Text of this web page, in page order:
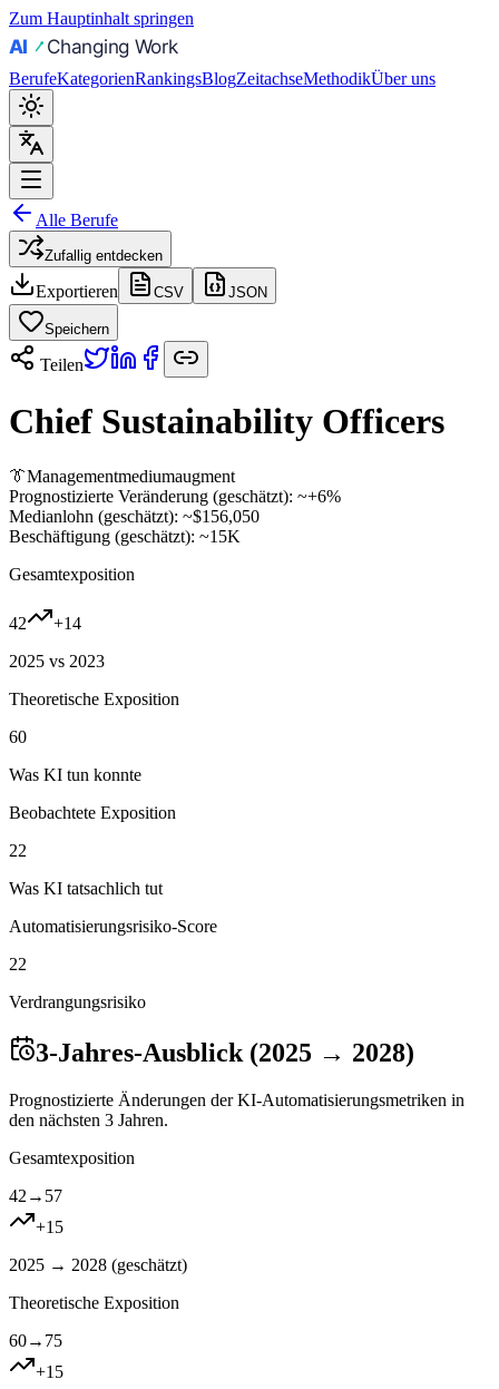
Zum Hauptinhalt springen
BerufeKategorienRankingsBlogZeitachseMethodikÜber uns
Alle Berufe
Zufallig entdecken
Exportieren CSV JSON
Speichern
Teilen
Chief Sustainability Officers
👔Managementmediumaugment
Prognostizierte Veränderung (geschätzt): ~+6%
Medianlohn (geschätzt): ~$156,050
Beschäftigung (geschätzt): ~15K
Gesamtexposition
42 +14
2025 vs 2023
Theoretische Exposition
60
Was KI tun konnte
Beobachtete Exposition
22
Was KI tatsachlich tut
Automatisierungsrisiko-Score
22
Verdrangungsrisiko
3-Jahres-Ausblick (2025 → 2028)
Prognostizierte Änderungen der KI-Automatisierungsmetriken in
den nächsten 3 Jahren.
Gesamtexposition
42 → 57
+15
2025 → 2028 (geschätzt)
Theoretische Exposition
60→ 75
+15